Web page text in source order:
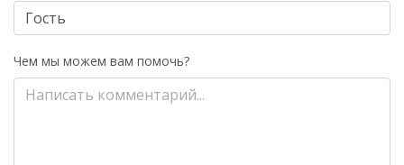
Чем мы можем вам помочь?